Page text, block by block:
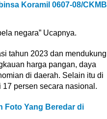
Koramil 0607-08/CKMB
negara” Ucapnya.
tahun 2023 dan mendukung
harga pangan, daya
di daerah. Selain itu di
persen secara nasional.
Foto Yang Beredar di